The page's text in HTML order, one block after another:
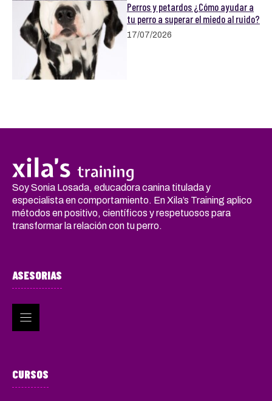
Perros y petardos ¿Cómo ayudar a
tu perro a superar el miedo al ruido?
17/07/2026
Soy Sonia Losada, educadora canina titulada y
especialista en comportamiento. En Xila’s Training aplico
métodos en positivo, científicos y respetuosos para
transformar la relación con tu perro.
ASESORIAS
CURSOS